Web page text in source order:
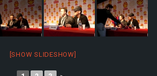
[SHOW SLIDESHOW]